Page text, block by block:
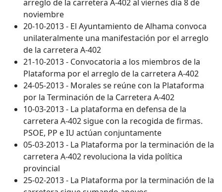
arreglo de la carretera A-402 al viernes día 8 de
noviembre
20-10-2013 - El Ayuntamiento de Alhama convoca
unilateralmente una manifestación por el arreglo
de la carretera A-402
21-10-2013 - Convocatoria a los miembros de la
Plataforma por el arreglo de la carretera A-402
24-05-2013 - Morales se reúne con la Plataforma
por la Terminación de la Carretera A-402
10-03-2013 - La plataforma en defensa de la
carretera A-402 sigue con la recogida de firmas.
PSOE, PP e IU actúan conjuntamente
05-03-2013 - La Plataforma por la terminación de la
carretera A-402 revoluciona la vida política
provincial
25-02-2013 - La Plataforma por la terminación de la